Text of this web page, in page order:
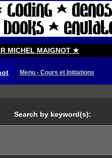
MICHEL MAIGNOT ★
Menu - Cours et Initiations
Search by keyword(s):